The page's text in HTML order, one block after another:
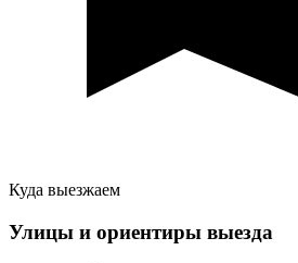
Куда выезжаем
Улицы и ориентиры выезда